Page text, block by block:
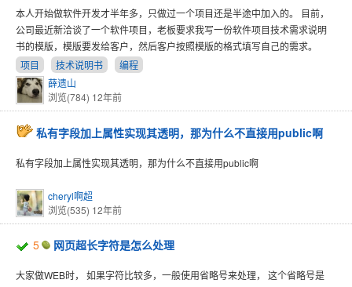
本人开始做软件开发才半年多，只做过一个项目还是半途中加入的。 目前，
公司最近新洽谈了一个软件项目，老板要求我写一份软件项目技术需求说明
书的模版，模版要发给客户，然后客户按照模版的格式填写自己的需求。
项目
技术说明书
编程
薛遗山
浏览(784) 12年前
私有字段加上属性实现其透明，那为什么不直接用public啊
私有字段加上属性实现其透明，那为什么不直接用public啊
cheryl啊超
浏览(535) 12年前
5 网页超长字符是怎么处理
大家做WEB时， 如果字符比较多，一般使用省略号来处理， 这个省略号是